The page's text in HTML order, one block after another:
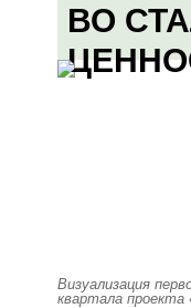
ВО
Визуализация
квартала